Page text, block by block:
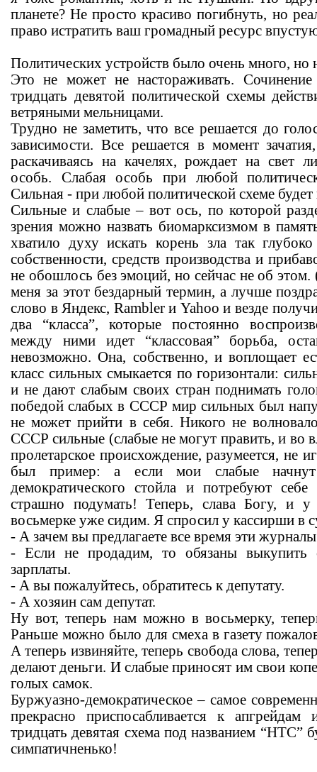
планете? Не просто красиво погибнуть, но
право истратить ваш громадный ресурс
Политических устройств было очень много, но
Это не может не настораживать.
тридцать девятой политической схемы
ветряными мельницами.
Трудно не заметить, что все решается до
зависимости. Все решается в момент
раскачиваясь на качелях, рождает на свет
особь. Слабая особь при любой
Сильная - при любой политической схеме будет
Сильные и слабые – вот ось, по которой
зрения можно назвать биомарксизмом в
хватило духу искать корень зла так
собственности, средств производства и
не обошлось без эмоций, но сейчас не об этом.
меня за этот бездарный термин, а лучше
слово в Яндекс, Rambler и Yahoo и везде
два “класса”, которые постоянно
между ними идет “классовая” борьба,
невозможно. Она, собственно, и воплощает
класс сильных смыкается по горизонтали:
и не дают слабым своих стран поднимать
победой слабых в СССР мир сильных был
не может прийти в себя. Никого не
СССР сильные (слабые не могут править, и во
пролетарское происхождение, разумеется, не
был пример: а если мои слабые начнут
демократического стойла и потребуют
страшно подумать! Теперь, слава Богу, и
восьмерке уже сидим. Я спросил у кассирши в
- А зачем вы предлагаете все время эти
- Если не продадим, то обязаны выкупить
зарплаты.
- А вы пожалуйтесь, обратитесь к депутату.
- А хозяин сам депутат.
Ну вот, теперь нам можно в восьмерку,
Раньше можно было для смеха в газету
А теперь извиняйте, теперь свобода слова,
делают деньги. И слабые приносят им свои
голых самок.
Буржуазно-демократическое – самое
прекрасно приспосабливается к
тридцать девятая схема под названием “НТС”
симпатичненько!